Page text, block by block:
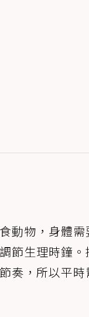
動物，身體
節生理時鐘
奏，所以平